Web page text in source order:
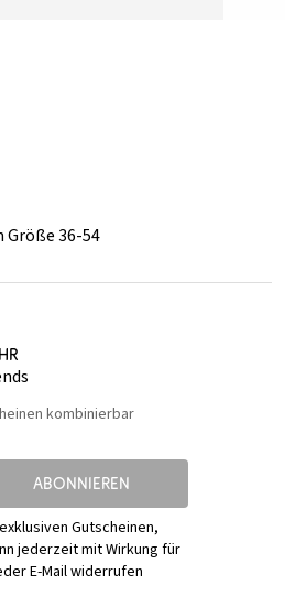
36-54
kombinierbar
ABONNIEREN
Gutscheinen,
jederzeit mit Wirkung für
E-Mail widerrufen